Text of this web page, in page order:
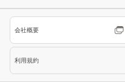
会社概要
利用規約